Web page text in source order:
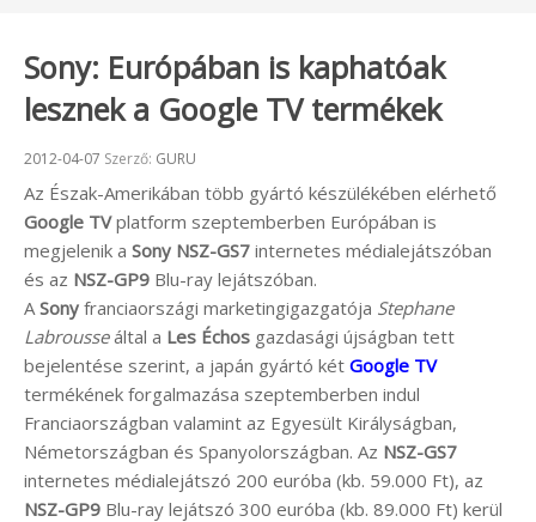
Sony: Európában is kaphatóak
lesznek a Google TV termékek
Beküldve:
2012-04-07 Szerző: GURU
Az Észak-Amerikában több gyártó készülékében elérhető
Google TVplatform szeptemberben Európában is
megjelenik a Sony NSZ-GS7 internetes médialejátszóban
és az NSZ-GP9 Blu-ray lejátszóban.
A Sony franciaországi marketingigazgatója Stephane
Labrousseáltal a Les Échos gazdasági újságban tett
bejelentése szerint, a japán gyártó két Google TV
termékének forgalmazása szeptemberben indul
Franciaországban valamint az Egyesült Királyságban,
Németországban és Spanyolországban. Az NSZ-GS7
internetes médialejátszó 200 euróba (kb. 59.000 Ft), az
NSZ-GP9 Blu-ray lejátszó 300 euróba (kb. 89.000 Ft) kerül